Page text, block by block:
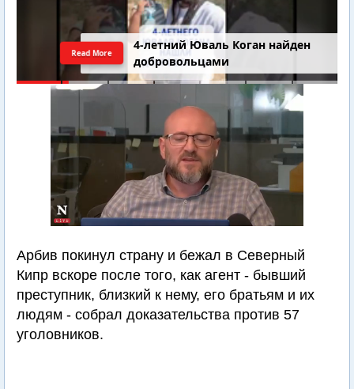
4-летний Юваль Коган найден
добровольцами
Read More
Арбив покинул страну и бежал в Северный
Кипр вскоре после того, как агент - бывший
преступник, близкий к нему, его братьям и их
людям - собрал доказательства против 57
уголовников.